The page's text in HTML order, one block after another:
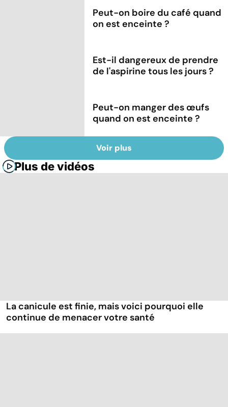
Peut-on boire du café quand
on est enceinte ?
Est-il dangereux de prendre
de l'aspirine tous les jours ?
Peut-on manger des œufs
quand on est enceinte ?
Voir plus
Plus de vidéos
La canicule est finie, mais voici pourquoi elle
continue de menacer votre santé